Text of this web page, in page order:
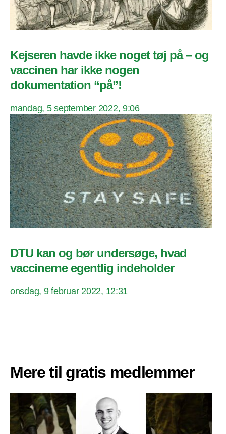
Kejseren havde ikke noget tøj på – og
vaccinen har ikke nogen
dokumentation “på”!
mandag, 5 september 2022, 9:06
DTU kan og bør undersøge, hvad
vaccinerne egentlig indeholder
onsdag, 9 februar 2022, 12:31
Mere til gratis medlemmer